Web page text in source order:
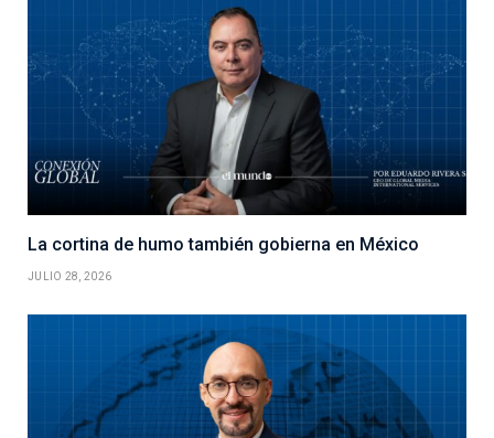
La cortina de humo también gobierna en México
JULIO 28, 2026